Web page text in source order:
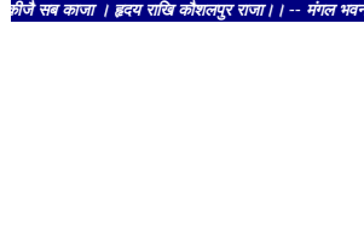
काजा । हृदय राखि कौशलपुर राजा।। -- मंगल भवन